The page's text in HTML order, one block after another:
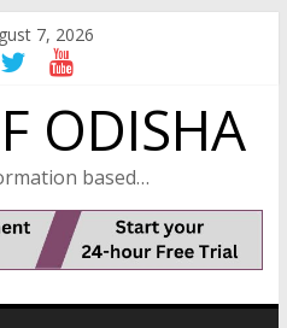
7, 2026
ODISHA
based…